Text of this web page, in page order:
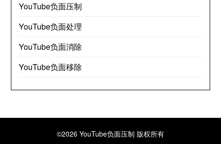
YouTube负面压制
YouTube负面处理
YouTube负面消除
YouTube负面移除
©2026 YouTube负面压制 版权所有